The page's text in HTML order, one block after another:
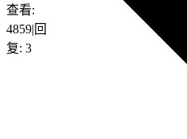
查看:
4859|回
复: 3